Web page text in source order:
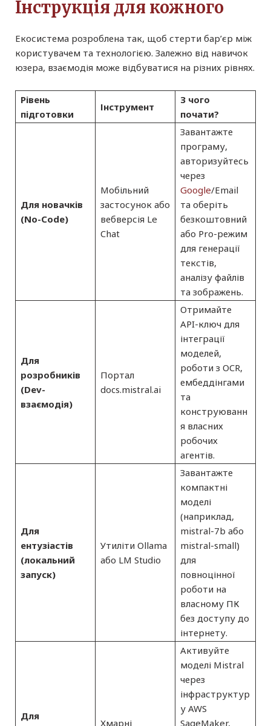
Інструкція для кожного
Екосистема розроблена так, щоб стерти бар’єр між
користувачем та технологією. Залежно від навичок
юзера, взаємодія може відбуватися на різних рівнях.
Рівень
підготовки
Інструмент
З чого
почати?
Для новачків
(No-Code)
Мобільний
застосунок або
вебверсія Le
Chat
Завантажте
програму,
авторизуйтесь
через
Google/Email
та оберіть
безкоштовний
або Pro-режим
для генерації
текстів,
аналізу файлів
та зображень.
Для
розробників
(Dev-
взаємодія)
Портал
docs.mistral.ai
Отримайте
API-ключ для
інтеграції
моделей,
роботи з OCR,
ембеддінгами
та
конструюванн
я власних
робочих
агентів.
Для
ентузіастів
(локальний
запуск)
Утиліти Ollama
або LM Studio
Завантажте
компактні
моделі
(наприклад,
mistral-7b або
mistral-small)
для
повноцінної
роботи на
власному ПК
без доступу до
інтернету.
Для
Хмарні
Активуйте
моделі Mistral
через
інфраструктур
у AWS
SageMaker,